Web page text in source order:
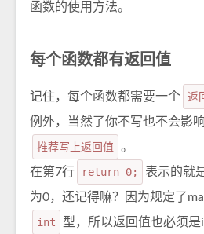
函数的使用方法。
每个函数都有返回值
记住，每个函数都需要一个 返
例外，当然了你不写也不会影
推荐写上返回值
。
在第7行
return 0;
表示的就
为0，还记得嘛？因为规定了
int
型，所以返回值也必须是